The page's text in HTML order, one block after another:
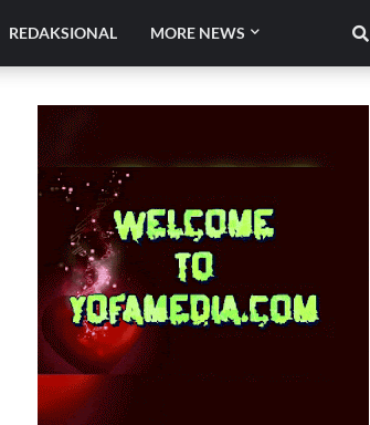
REDAKSIONAL MORE NEWS